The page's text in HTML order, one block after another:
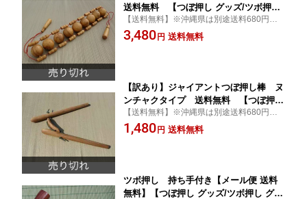
送料無料 【つぼ押し グッズ/ツボ押し
グッズ/ツボ押し棒/マッサージ器/タイマ
ッサージ/背中 マッサージ/腰 マッサー
【送料無料】※沖縄県は別途送料680円が
掛かります
3,480円 送料無料
【訳あり】ジャイアントつぼ押し棒 ヌ
ンチャクタイプ 送料無料 【つぼ押し
グッズ/ツボ押し グッズ/ツボ押し棒/マ
ッサージ器/タイマッサージ/太ももマッ
【送料無料】※沖縄県は別途送料680円が
掛かります
1,480円 送料無料
ツボ押し 持ち手付き【メール便 送料
無料】【つぼ押し グッズ/ツボ押し グッ